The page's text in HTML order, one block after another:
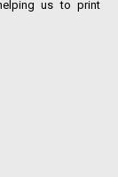
us to print